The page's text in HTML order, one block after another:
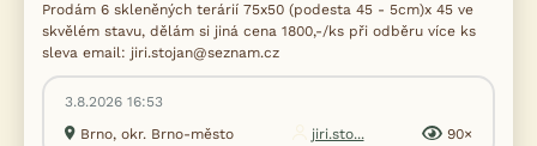
Prodám 6 skleněných terárií 75x50 (podesta 45 - 5cm)x 45 ve
skvělém stavu, dělám si jiná cena 1800,-/ks při odběru více ks
sleva email: jiri.stojan@seznam.cz
3.8.2026 16:53
Brno, okr. Brno-město
jiri.sto... 90×